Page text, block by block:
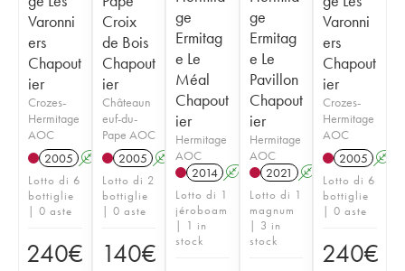
Varonni
ers
Chapout
ier
Crozes-
Hermitage
AOC
2005 A T
Lotto di 6
bottiglie
| 0 aste
240€
Croix
de Bois
Chapout
ier
Châteaun
euf-du-
Pape AOC
2005 A
Lotto di 2
bottiglie
| 0 aste
140€
ge
Ermitag
e Le
Méal
Chapout
ier
Hermitage
AOC
2014 A
Lotto di 1
jéroboam
| 1 in
stock
ge
Ermitag
e Le
Pavillon
Chapout
ier
Hermitage
AOC
2021 A T
Lotto di 1
magnum
| 3 in
stock
Varonni
ers
Chapout
ier
Crozes-
Hermitage
AOC
2005 A
Lotto di 6
bottiglie
| 0 aste
240€